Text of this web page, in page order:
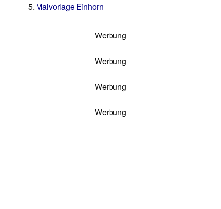
Malvorlage Einhorn
Werbung
Werbung
Werbung
Werbung